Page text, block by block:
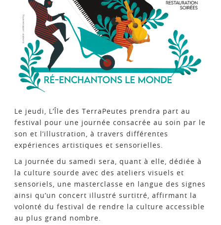
Le jeudi, L’Île des TerraPeutes prendra part au
festival pour une journée consacrée au soin par le
son et l’illustration, à travers différentes
expériences artistiques et sensorielles.
La journée du samedi sera, quant à elle, dédiée à
la culture sourde avec des ateliers visuels et
sensoriels, une masterclasse en langue des signes
ainsi qu’un concert illustré surtitré, affirmant la
volonté du festival de rendre la culture accessible
au plus grand nombre.